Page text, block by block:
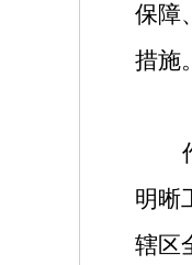
保障
措施。
明晰
辖区